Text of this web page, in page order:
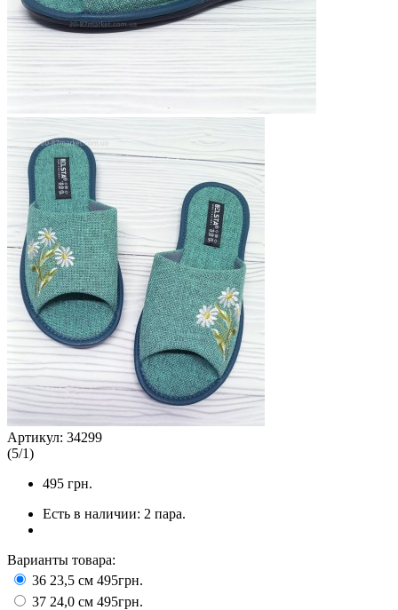
Артикул: 34299
(5/1)
495 грн.
Есть в наличии: 2 пара.
Варианты товара:
36 23,5 см 495грн.
37 24,0 см 495грн.